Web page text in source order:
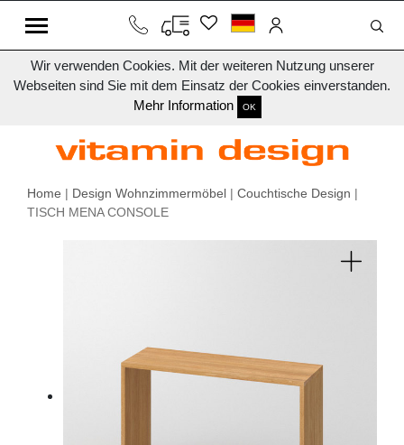
Wir verwenden Cookies. Mit der weiteren Nutzung unserer
Webseiten sind Sie mit dem Einsatz der Cookies einverstanden.
Mehr Information
OK
Home | Design Wohnzimmermöbel | Couchtische Design |
TISCH MENA CONSOLE